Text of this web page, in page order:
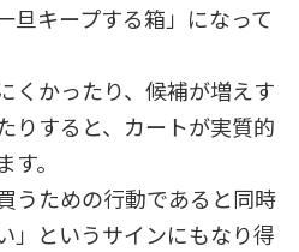
旦キープする箱」になって
くかったり、候補が増えす
りすると、カートが実質的
。
うための行動であると同時
」というサインにもなり得